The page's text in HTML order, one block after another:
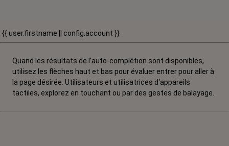
{{ user.firstname || config.account }}
Quand les résultats de l'auto-complétion sont disponibles,
utilisez les flèches haut et bas pour évaluer entrer pour aller à
la page désirée. Utilisateurs et utilisatrices d‘appareils
tactiles, explorez en touchant ou par des gestes de balayage.